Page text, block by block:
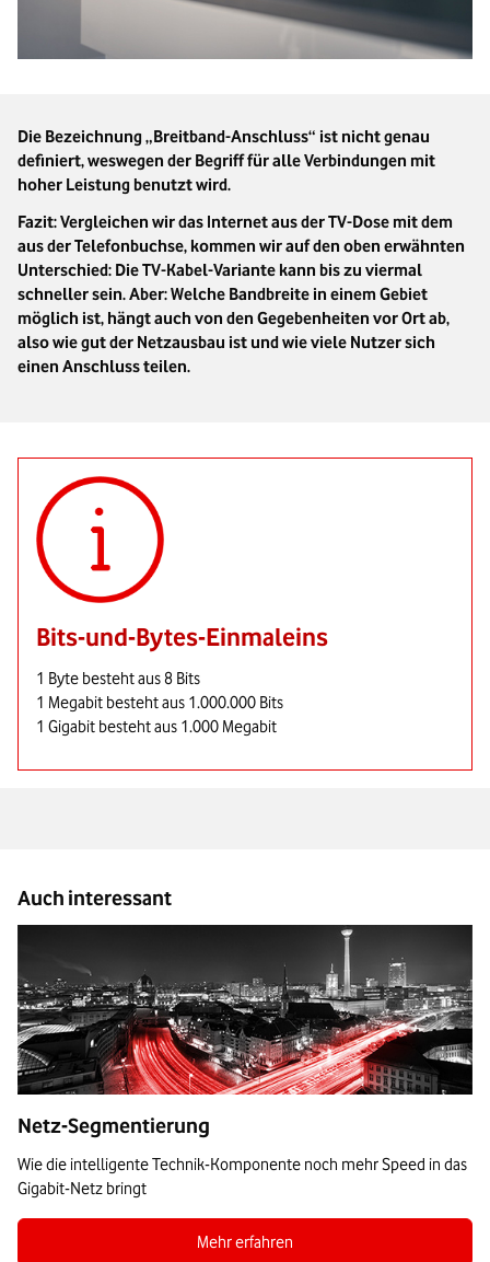
Die Bezeichnung „Breitband-Anschluss“ ist nicht genau
definiert, weswegen der Begriff für alle Verbindungen mit
hoher Leistung benutzt wird.
Fazit: Vergleichen wir das Internet aus der TV-Dose mit dem
aus der Telefonbuchse, kommen wir auf den oben erwähnten
Unterschied: Die TV-Kabel-Variante kann bis zu viermal
schneller sein. Aber: Welche Bandbreite in einem Gebiet
möglich ist, hängt auch von den Gegebenheiten vor Ort ab,
also wie gut der Netzausbau ist und wie viele Nutzer sich
einen Anschluss teilen.
Bits-und-Bytes-Einmaleins
1 Byte besteht aus 8 Bits
1 Megabit besteht aus 1.000.000 Bits
1 Gigabit besteht aus 1.000 Megabit
Auch interessant
Netz-Segmentierung
Wie die intelligente Technik-Komponente noch mehr Speed in das
Gigabit-Netz bringt
Mehr erfahren